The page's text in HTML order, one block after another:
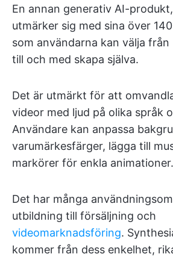
En annan generativ AI-
utmärker sig med sina över
som användarna kan välja
till och med skapa själva.
Det är utmärkt för att
videor med ljud på olika språk
Användare kan anpassa
varumärkesfärger, lägga till
markörer för enkla animationer.
Det har många
utbildning till försäljning och
videomarknadsföring.
kommer från dess enkelhet,